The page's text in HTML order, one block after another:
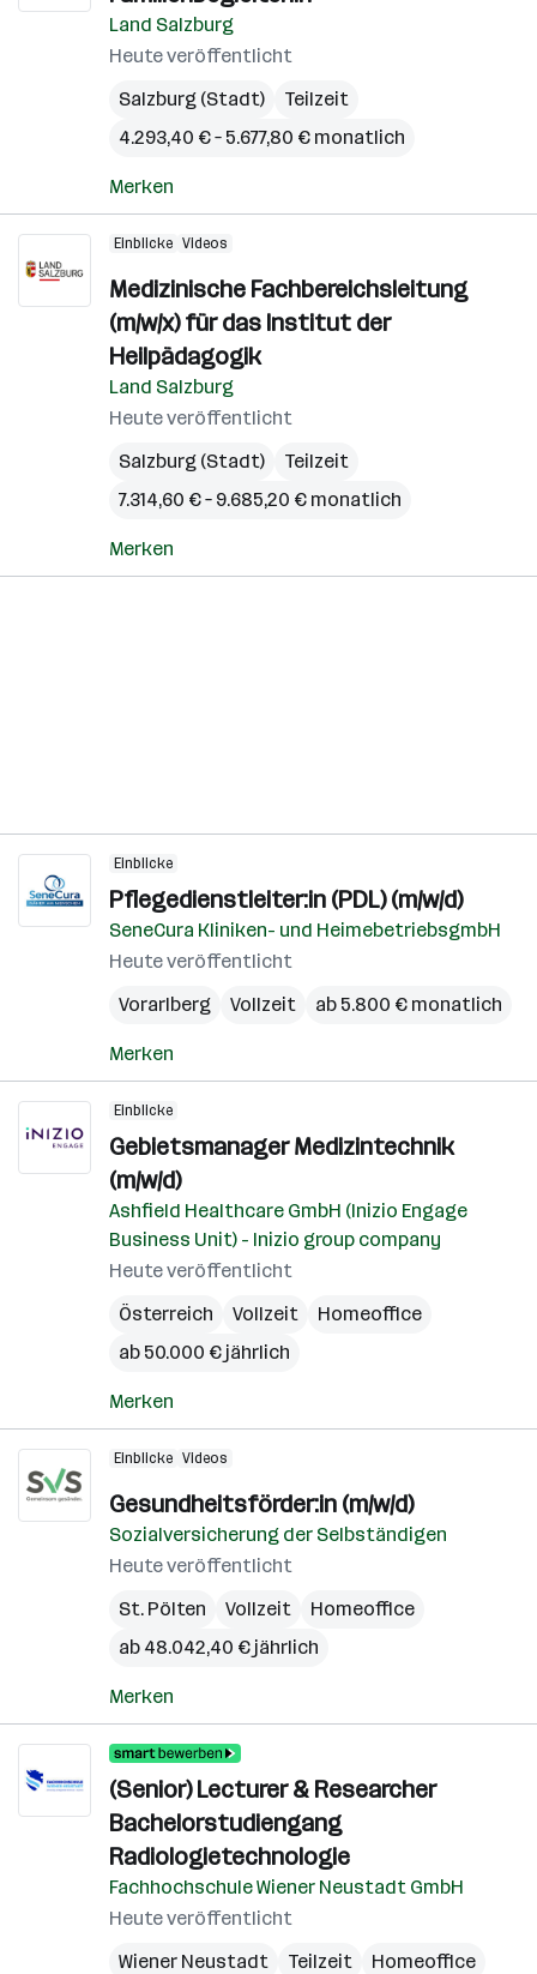
Land Salzburg
Heute veröffentlicht
Salzburg (Stadt)
Teilzeit
4.293,40 € – 5.677,80 € monatlich
Merken
Einblicke Videos
Medizinische Fachbereichsleitung
(m/w/x) für das Institut der
Heilpädagogik
Land Salzburg
Heute veröffentlicht
Salzburg (Stadt)
Teilzeit
7.314,60 € – 9.685,20 € monatlich
Merken
Einblicke
Pflegedienstleiter:in (PDL) (m/w/d)
SeneCura Kliniken- und HeimebetriebsgmbH
Heute veröffentlicht
Vorarlberg
Vollzeit ab 5.800 € monatlich
Merken
Einblicke
Gebietsmanager Medizintechnik
(m/w/d)
Ashfield Healthcare GmbH (Inizio Engage
Business Unit) - Inizio group company
Heute veröffentlicht
Österreich
Vollzeit
Homeoffice
ab 50.000 € jährlich
Merken
Einblicke Videos
Gesundheitsförder:in (m/w/d)
Sozialversicherung der Selbständigen
Heute veröffentlicht
St. Pölten
Vollzeit
Homeoffice
ab 48.042,40 € jährlich
Merken
(Senior) Lecturer & Researcher
Bachelorstudiengang
Radiologietechnologie
Fachhochschule Wiener Neustadt GmbH
Heute veröffentlicht
Wiener Neustadt
Teilzeit
Homeoffice